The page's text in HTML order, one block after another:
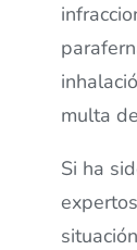
multa
Si ha